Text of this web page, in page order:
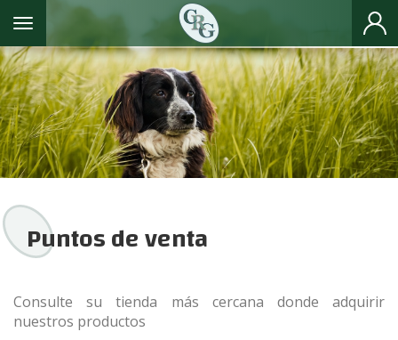
Toggle navigation
Puntos de venta
Consulte su tienda más cercana donde adquirir
nuestros productos